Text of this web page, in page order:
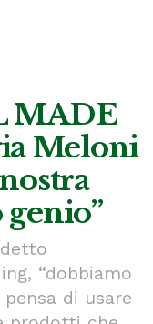
MADE
Meloni
“dobbiamo
di usare